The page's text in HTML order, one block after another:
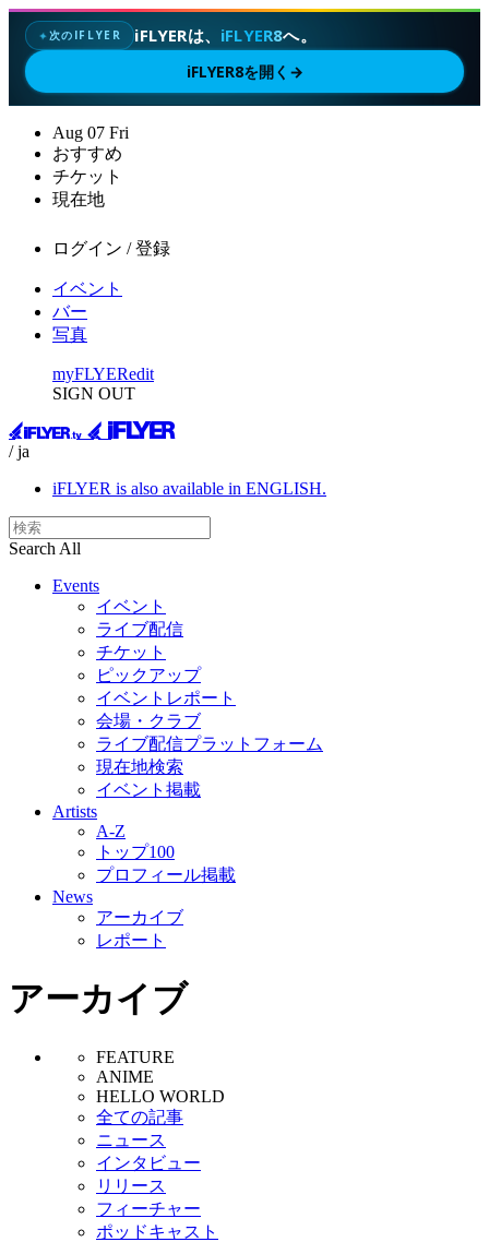
✦次のIFLYER iFLYERは、 iFLYER8へ。
iFLYER8を開く →
Aug 07 Fri
おすすめ
チケット
現在地
ログイン / 登録
イベント
バー
写真
myFLYERedit
SIGN OUT
/ ja
iFLYER is also available in ENGLISH.
Search All
Events
イベント
ライブ配信
チケット
ピックアップ
イベントレポート
会場・クラブ
ライブ配信プラットフォーム
現在地検索
イベント掲載
Artists
A-Z
トップ100
プロフィール掲載
News
アーカイブ
レポート
アーカイブ
FEATURE
ANIME
HELLO WORLD
全ての記事
ニュース
インタビュー
リリース
フィーチャー
ポッドキャスト